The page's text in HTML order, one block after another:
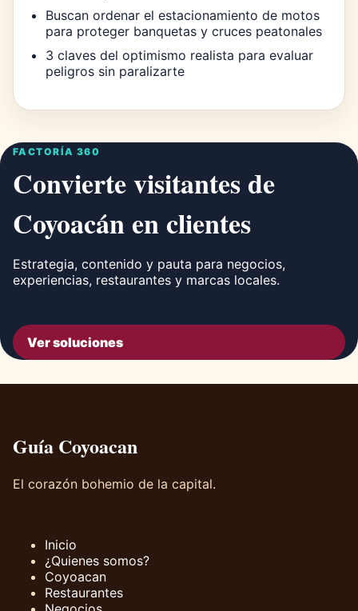
Buscan ordenar el estacionamiento de motos
para proteger banquetas y cruces peatonales
3 claves del optimismo realista para evaluar
peligros sin paralizarte
FACTORÍA 360
Convierte visitantes de
Coyoacán en clientes
Estrategia, contenido y pauta para negocios,
experiencias, restaurantes y marcas locales.
Ver soluciones
Guía Coyoacan
El corazón bohemio de la capital.
Inicio
¿Quienes somos?
Coyoacan
Restaurantes